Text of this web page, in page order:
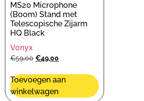
MS20 Microphone
(Boom) Stand met
Telescopische Zijarm
HQ Black
Vonyx
€59,00 €49,00
Toevoegen aan
winkelwagen